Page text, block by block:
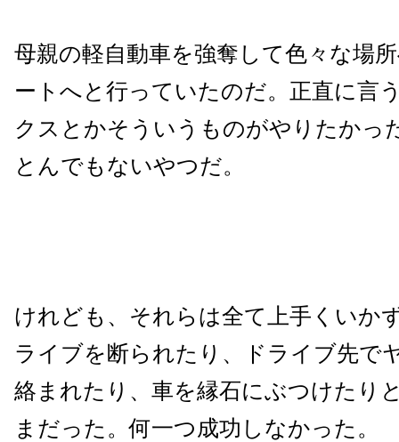
母親の軽自動車を強奪して色々な場
ートへと行っていたのだ。正直に言
クスとかそういうものがやりたかっ
とんでもないやつだ。
けれども、それらは全て上手くいか
ライブを断られたり、ドライブ先で
絡まれたり、車を縁石にぶつけたり
まだった。何一つ成功しなかった。